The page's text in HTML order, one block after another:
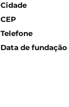
Cidade
CEP
Telefone
Data de fundação